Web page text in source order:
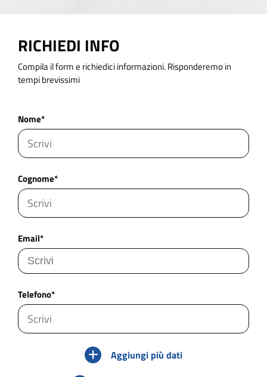
RICHIEDI INFO
Compila il form e richiedici informazioni. Risponderemo in
tempi brevissimi
Nome*
Cognome*
Email*
Telefono*
Aggiungi più dati